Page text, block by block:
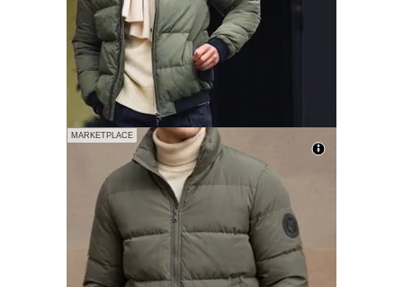
MARKETPLACE